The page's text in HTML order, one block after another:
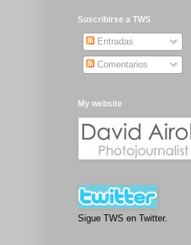
Suscribirse a TWS
Entradas
Comentarios
My website
Sigue TWS en Twitter.